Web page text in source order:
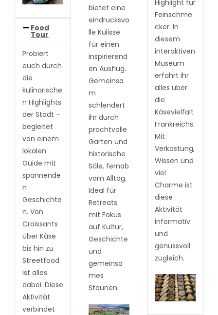
Food
Tour
Probiert
euch durch
die
kulinarische
n Highlights
der Stadt –
begleitet
von einem
lokalen
Guide mit
spannende
n
Geschichte
n. Von
Croissants
über Käse
bis hin zu
Streetfood
ist alles
dabei. Diese
Aktivität
verbindet
bietet eine
eindrucksvo
lle Kulisse
für einen
inspirierend
en Ausflug.
Gemeinsa
m
schlendert
ihr durch
prachtvolle
Gärten und
historische
Säle, fernab
vom Alltag.
Ideal für
Retreats
mit Fokus
auf Kultur,
Geschichte
und
gemeinsa
mes
Staunen.
Highlight für
Feinschme
cker: In
diesem
interaktiven
Museum
erfahrt ihr
alles über
die
Käsevielfalt
Frankreichs.
Mit
Verkostung,
Wissen und
viel
Charme ist
diese
Aktivität
informativ
und
genussvoll
zugleich.